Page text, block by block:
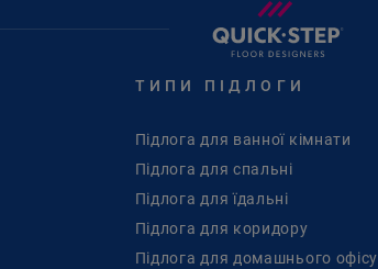
ТИПИ ПІДЛОГИ
Підлога для ванної кімнати
Підлога для спальні
Підлога для їдальні
Підлога для коридору
Підлога для домашнього офісу